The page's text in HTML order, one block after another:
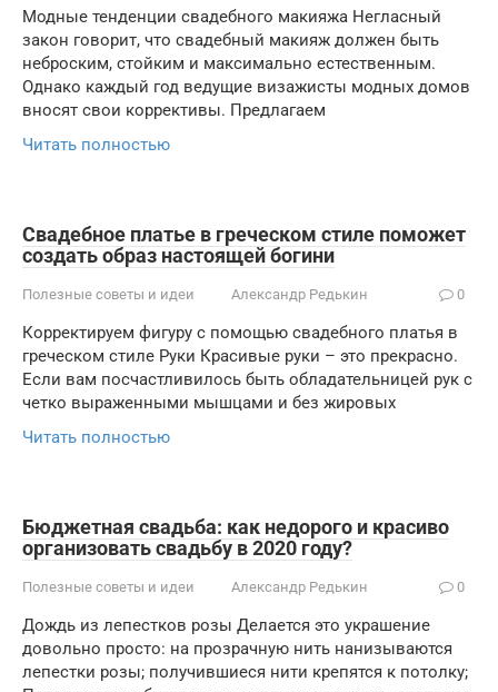
Модные тенденции свадебного макияжа Негласный
закон говорит, что свадебный макияж должен быть
неброским, стойким и максимально естественным.
Однако каждый год ведущие визажисты модных домов
вносят свои коррективы. Предлагаем
Читать полностью
Свадебное платье в греческом стиле поможет
создать образ настоящей богини
Полезные советы и идеи Александр Редькин 0
Корректируем фигуру с помощью свадебного платья в
греческом стиле Руки Красивые руки – это прекрасно.
Если вам посчастливилось быть обладательницей рук с
четко выраженными мышцами и без жировых
Читать полностью
Бюджетная свадьба: как недорого и красиво
организовать свадьбу в 2020 году?
Полезные советы и идеи Александр Редькин 0
Дождь из лепестков розы Делается это украшение
довольно просто: на прозрачную нить нанизываются
лепестки розы; получившиеся нити крепятся к потолку;